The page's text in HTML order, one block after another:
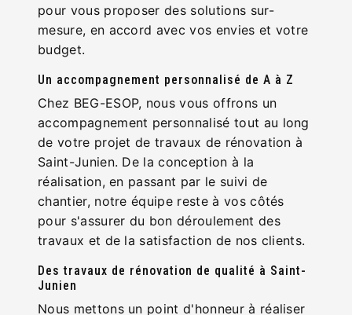
pour vous proposer des solutions sur-
mesure, en accord avec vos envies et votre
budget.
Un accompagnement personnalisé de A à Z
Chez BEG-ESOP, nous vous offrons un
accompagnement personnalisé tout au long
de votre projet de travaux de rénovation à
Saint-Junien. De la conception à la
réalisation, en passant par le suivi de
chantier, notre équipe reste à vos côtés
pour s'assurer du bon déroulement des
travaux et de la satisfaction de nos clients.
Des travaux de rénovation de qualité à Saint-
Junien
Nous mettons un point d'honneur à réaliser